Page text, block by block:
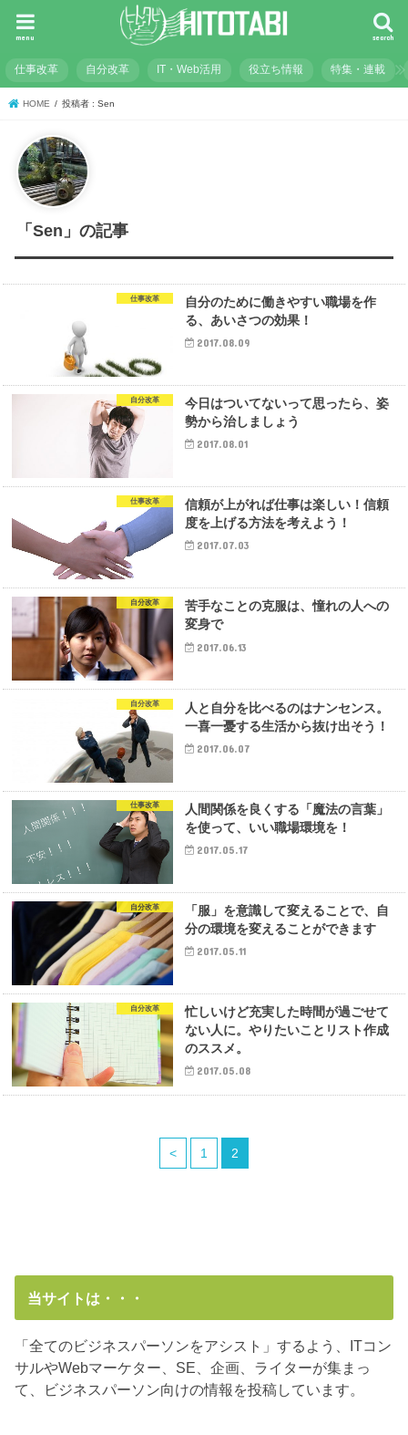
search
menu
仕事改革 自分改革 IT・Web活用 役立ち情報 特集・連載
HOME 投稿者 : Sen
「Sen」の記事
仕事改革
自分のために働きやすい職場を作
る、あいさつの効果！
2017.08.09
自分改革
今日はついてないって思ったら、姿
勢から治しましょう
2017.08.01
仕事改革
信頼が上がれば仕事は楽しい！信頼
度を上げる方法を考えよう！
2017.07.03
自分改革
苦手なことの克服は、憧れの人への
変身で
2017.06.13
自分改革
人と自分を比べるのはナンセンス。
一喜一憂する生活から抜け出そう！
2017.06.07
仕事改革
人間関係を良くする「魔法の言葉」
を使って、いい職場環境を！
2017.05.17
自分改革
「服」を意識して変えることで、自
分の環境を変えることができます
2017.05.11
自分改革
忙しいけど充実した時間が過ごせて
ない人に。やりたいことリスト作成
のススメ。
2017.05.08
< 1 2
当サイトは・・・
「全てのビジネスパーソンをアシスト」するよう、ITコン
サルやWebマーケター、SE、企画、ライターが集まっ
て、ビジネスパーソン向けの情報を投稿しています。